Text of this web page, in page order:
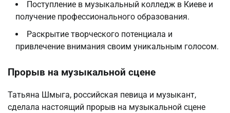
Поступление в музыкальный колледж в Киеве и
получение профессионального образования.
Раскрытие творческого потенциала и
привлечение внимания своим уникальным голосом.
Прорыв на музыкальной сцене
Татьяна Шмыга, российская певица и музыкант,
сделала настоящий прорыв на музыкальной сцене